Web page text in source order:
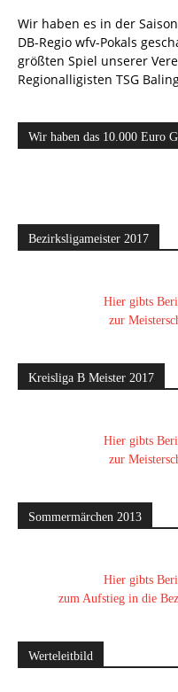
Wir haben es in der
DB-Regio wfv-Pokals
größten Spiel unserer
Regionalligisten TSG
Wir haben das 10.000 Euro
Bezirksligameister 2017
Hier gibts
zur
Kreisliga B Meister 2017
Hier gibts
zur
Sommermärchen 2013
Hier gibts
zum Aufstieg in die
Werteleitbild